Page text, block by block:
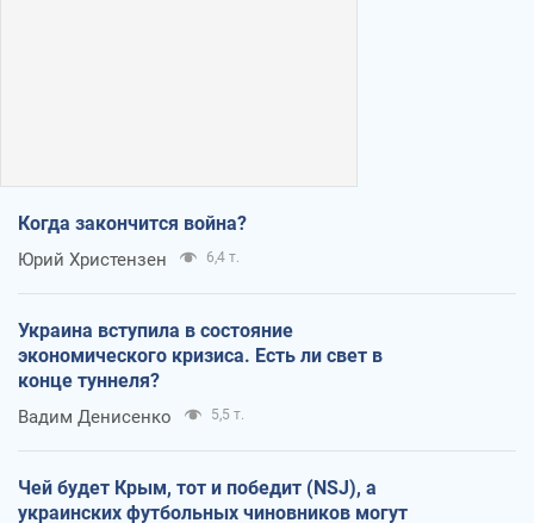
Когда закончится война?
Юрий Христензен 6,4 т.
Украина вступила в состояние
экономического кризиса. Есть ли свет в
конце туннеля?
Вадим Денисенко 5,5 т.
Чей будет Крым, тот и победит (NSJ), а
украинских футбольных чиновников могут